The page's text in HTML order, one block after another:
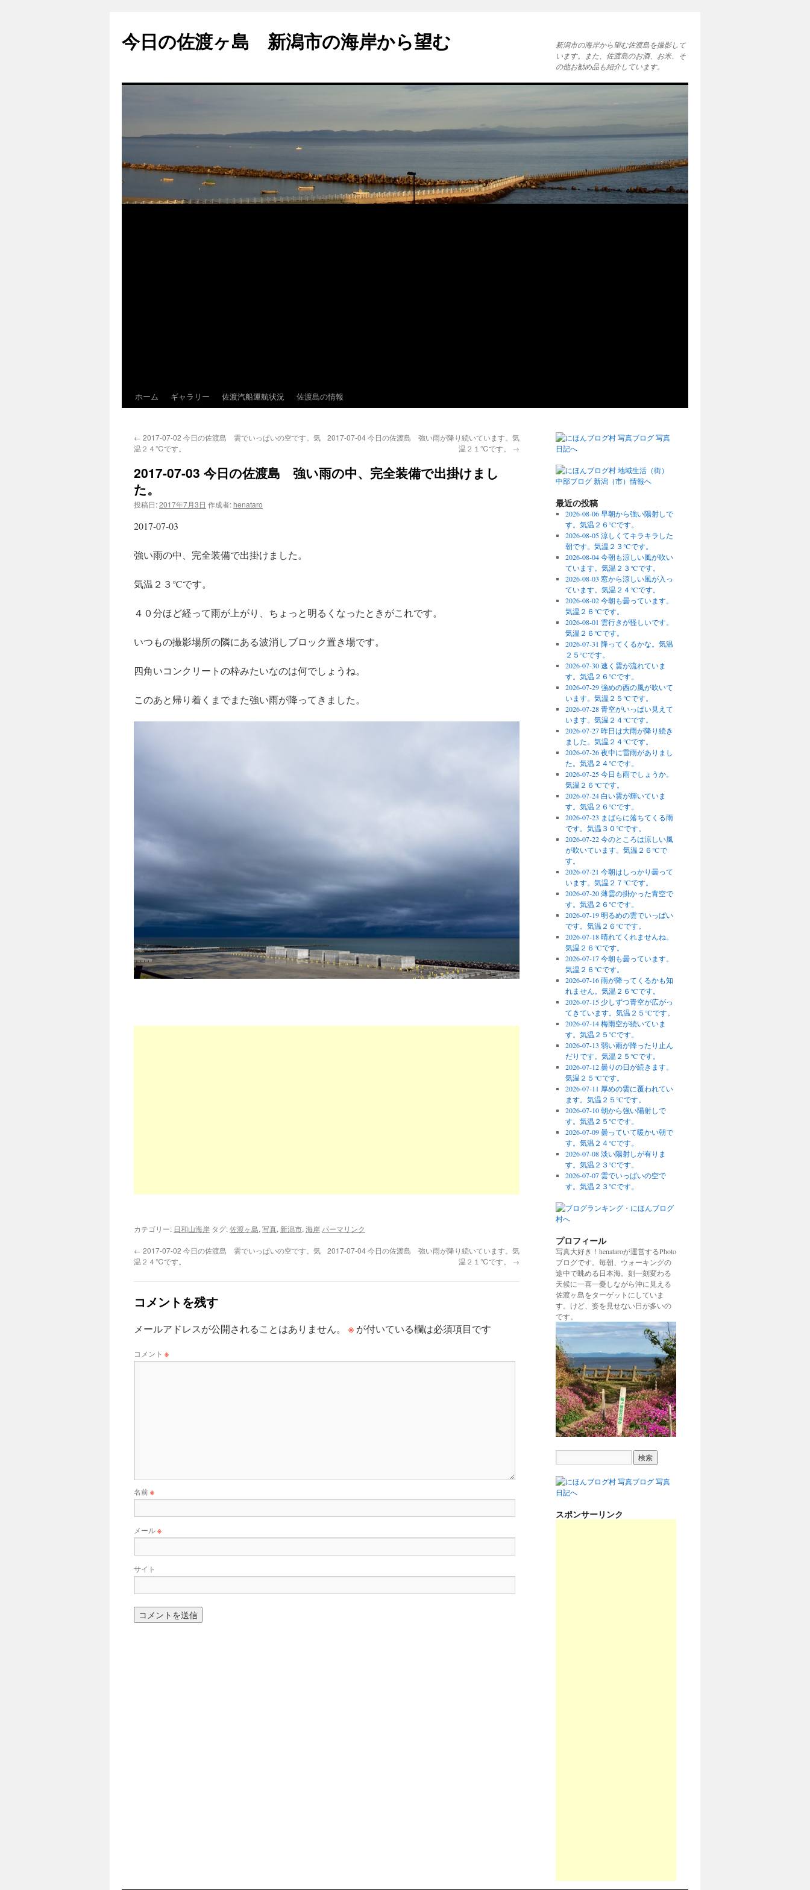
テ
ス
今日の佐渡ヶ島 新潟市の海岸から望む
新潟市の海岸から望む佐渡島を撮影して
います。また、佐渡島のお酒、お米、そ
の他お勧め品も紹介しています。
ホーム ギャラリー 佐渡汽船運航状況 佐渡島の情報
← 2017-07-02 今日の佐渡島 雲でいっぱいの空です。気
温２４℃です。
2017-07-04 今日の佐渡島 強い雨が降り続いています。気
温２１℃です。 →
2017-07-03 今日の佐渡島 強い雨の中、完全装備で出掛けまし
た。
投稿日:2017年7月3日 作成者: henataro
2017-07-03
強い雨の中、完全装備で出掛けました。
気温２３℃です。
４０分ほど経って雨が上がり、ちょっと明るくなったときがこれです。
いつもの撮影場所の隣にある波消しブロック置き場です。
四角いコンクリートの枠みたいなのは何でしょうね。
このあと帰り着くまでまた強い雨が降ってきました。
カテゴリー: 日和山海岸 タグ:佐渡ヶ島, 写真, 新潟市, 海岸 パーマリンク
← 2017-07-02 今日の佐渡島 雲でいっぱいの空です。気
温２４℃です。
2017-07-04 今日の佐渡島 強い雨が降り続いています。気
温２１℃です。 →
コメントを残す
メールアドレスが公開されることはありません。 ※ が付いている欄は必須項目です
コメント ※
名前※
メール※
サイト
最近の投稿
2026-08-06 早朝から強い陽射しで
す。気温２６℃です。
2026-08-05 涼しくてキラキラした
朝です。気温２３℃です。
2026-08-04 今朝も涼しい風が吹い
ています。気温２３℃です。
2026-08-03 窓から涼しい風が入っ
ています。気温２４℃です。
2026-08-02 今朝も曇っています。
気温２６℃です。
2026-08-01 雲行きが怪しいです。
気温２６℃です。
2026-07-31 降ってくるかな。気温
２５℃です。
2026-07-30 速く雲が流れていま
す。気温２６℃です。
2026-07-29 強めの西の風が吹いて
います。気温２５℃です。
2026-07-28 青空がいっぱい見えて
います。気温２４℃です。
2026-07-27 昨日は大雨が降り続き
ました。気温２４℃です。
2026-07-26 夜中に雷雨がありまし
た。気温２４℃です。
2026-07-25 今日も雨でしょうか。
気温２６℃です。
2026-07-24 白い雲が輝いていま
す。気温２６℃です。
2026-07-23 まばらに落ちてくる雨
です。気温３０℃です。
2026-07-22 今のところは涼しい風
が吹いています。気温２６℃で
す。
2026-07-21 今朝はしっかり曇って
います。気温２７℃です。
2026-07-20 薄雲の掛かった青空で
す。気温２６℃です。
2026-07-19 明るめの雲でいっぱい
です。気温２６℃です。
2026-07-18 晴れてくれませんね。
気温２６℃です。
2026-07-17 今朝も曇っています。
気温２６℃です。
2026-07-16 雨が降ってくるかも知
れません。気温２６℃です。
2026-07-15 少しずつ青空が広がっ
てきています。気温２５℃です。
2026-07-14 梅雨空が続いていま
す。気温２５℃です。
2026-07-13 弱い雨が降ったり止ん
だりです。気温２５℃です。
2026-07-12 曇りの日が続きます。
気温２５℃です。
2026-07-11 厚めの雲に覆われてい
ます。気温２５℃です。
2026-07-10 朝から強い陽射しで
す。気温２５℃です。
2026-07-09 曇っていて暖かい朝で
す。気温２４℃です。
2026-07-08 淡い陽射しが有りま
す。気温２３℃です。
2026-07-07 雲でいっぱいの空で
す。気温２３℃です。
プロフィール
写真大好き！henataroが運営するPhoto
ブログです。毎朝、ウォーキングの
途中で眺める日本海。刻一刻変わる
天候に一喜一憂しながら沖に見える
佐渡ヶ島をターゲットにしていま
す。けど、姿を見せない日が多いの
です。
スポンサーリンク